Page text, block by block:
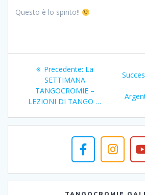
Questo è lo spirito!!
Navigazione
articoli
Precedente: Articolo
precedente:
La
SETTIMANA
TANGOCROMIE –
LEZIONI DI TANGO …